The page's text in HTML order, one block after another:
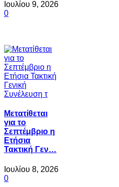
Ιουλίου 9, 2026
0
Μετατίθεται
για το
Σεπτέμβριο η
Ετήσια
Τακτική Γεν…
Ιουλίου 8, 2026
0